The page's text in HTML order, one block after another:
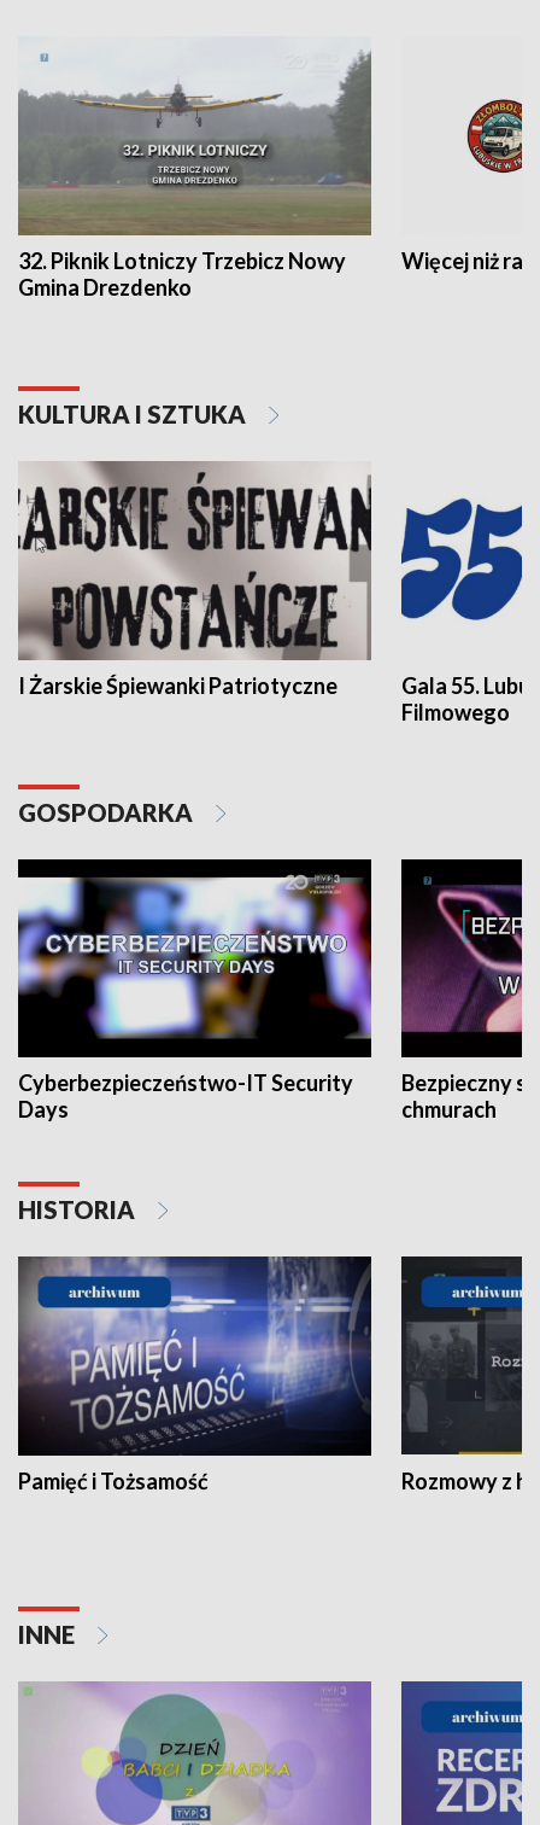
32. Piknik Lotniczy Trzebicz Nowy
Gmina Drezdenko
Więcej niż rajd
KULTURA I SZTUKA
I Żarskie Śpiewanki Patriotyczne
Gala 55.
Filmowego
GOSPODARKA
Cyberbezpieczeństwo-IT Security
Days
Bezpieczny
chmurach
HISTORIA
Pamięć i Tożsamość Rozmowy z
INNE